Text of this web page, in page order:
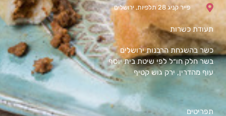
פייר קניג 28 תלפיות, ירושלים
תעודת כשרות
כשר בהשגחת הרבנות ירושלים
בשר חלק חו״ל לפי שיטת בית יוסף
עוף מהדרין, ירק גוש קטיף
תפריטים